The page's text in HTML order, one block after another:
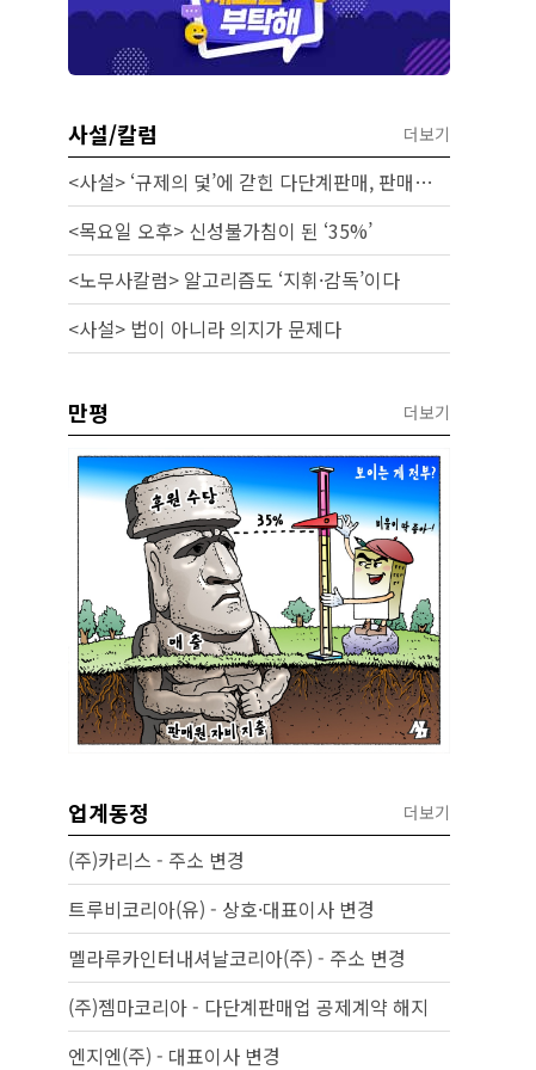
사설/칼럼 더보기
<사설> ‘규제의 덫’에 갇힌 다단계판매, 판매원 보호 시급하다
<목요일 오후> 신성불가침이 된 ‘35%’
<노무사칼럼> 알고리즘도 ‘지휘·감독’이다
<사설> 법이 아니라 의지가 문제다
만평 더보기
업계동정 더보기
(주)카리스 - 주소 변경
트루비코리아(유) - 상호·대표이사 변경
멜라루카인터내셔날코리아(주) - 주소 변경
(주)젬마코리아 - 다단계판매업 공제계약 해지
엔지엔(주) - 대표이사 변경